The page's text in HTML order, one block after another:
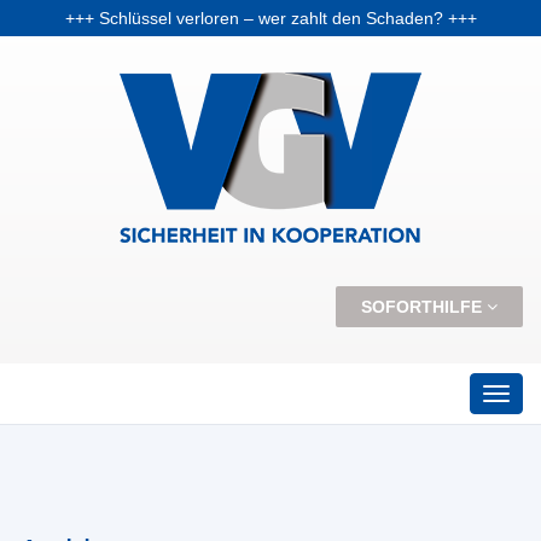
+++ Schlüssel verloren – wer zahlt den Schaden? +++
SOFORTHILFE